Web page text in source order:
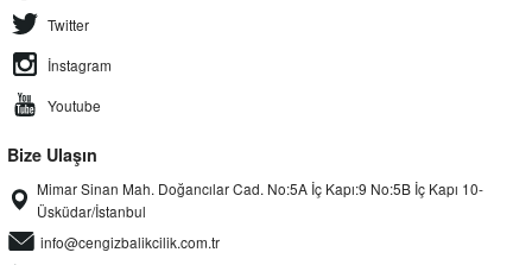
Twitter
İnstagram
Youtube
Bize Ulaşın
Mimar Sinan Mah. Doğancılar Cad. No:5A İç Kapı:9 No:5B İç Kapı 10-
Üsküdar/İstanbul
info@cengizbalikcilik.com.tr